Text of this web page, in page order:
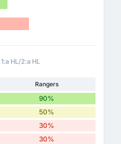
1:a HL/2:a HL
Rangers
90%
50%
30%
30%